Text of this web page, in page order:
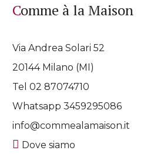
Comme à la Maison
Via Andrea Solari 52
20144 Milano (MI)
Tel 02 87074710
Whatsapp3459295086
info@commealamaison.it
Dove siamo